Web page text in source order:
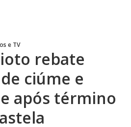
e TV
rebate
ciúme e
após término